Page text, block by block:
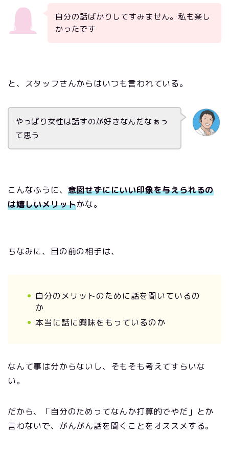
自分の話ばかりしてすみません。私も楽し
かったです
と、スタッフさんからはいつも言われている。
やっぱり女性は話すのが好きなんだなぁっ
て思う
こんなふうに、 意図せずににいい印象を与えられるの
は嬉しいメリットかな。
ちなみに、目の前の相手は、
自分のメリットのために話を聞いているの
か
本当に話に興味をもっているのか
なんて事は分からないし、そもそも考えてすらいな
い。
だから、「自分のためってなんか打算的でやだ」とか
言わないで、がんがん話を聞くことをオススメする。